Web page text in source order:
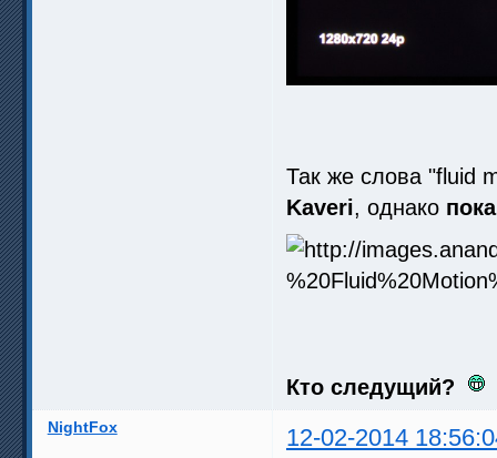
Так же слова "fluid
Kaveri, однако
Кто следущий?
NightFox 12-02-2014